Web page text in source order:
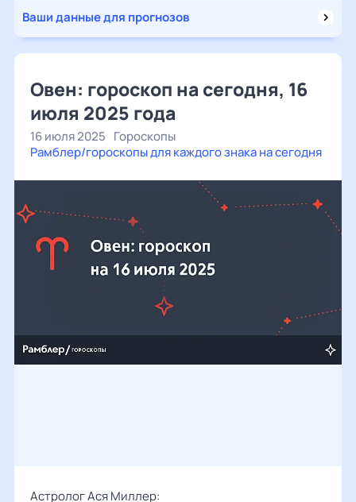
Ваши данные для прогнозов
Овен: гороскоп на сегодня, 16
июля 2025 года
16 июля 2025 Гороскопы
Рамблер/гороскопы для каждого знака на сегодня
Астролог Ася Миллер: